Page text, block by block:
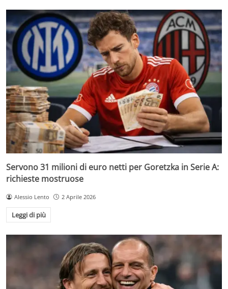
Servono 31 milioni di euro netti per Goretzka in Serie A:
richieste mostruose
Alessio Lento 2 Aprile 2026
Leggi di più